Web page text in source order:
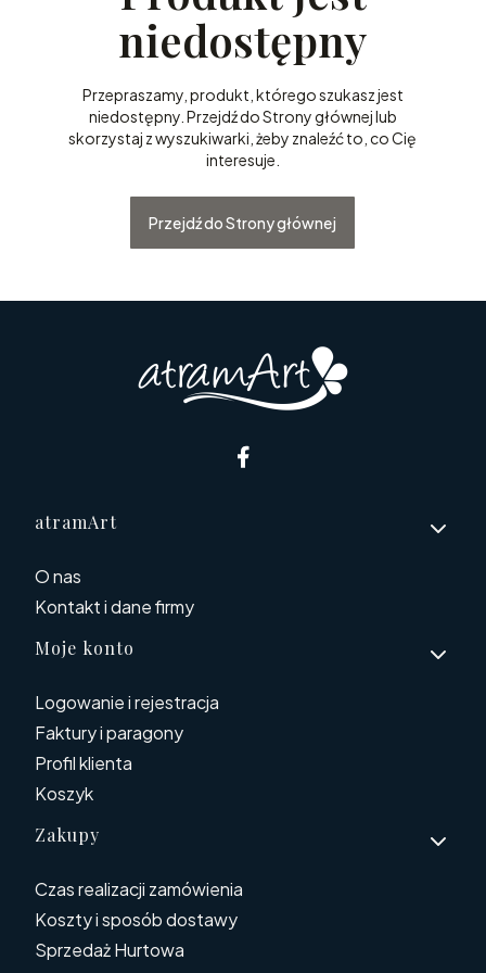
niedostępny
Przepraszamy, produkt, którego szukasz jest
niedostępny. Przejdź do Strony głównej lub
skorzystaj z wyszukiwarki, żeby znaleźć to, co Cię
interesuje.
Przejdź do Strony głównej
Linki w stopce
atramArt
O nas
Kontakt i dane firmy
Moje konto
Logowanie i rejestracja
Faktury i paragony
Profil klienta
Koszyk
Zakupy
Czas realizacji zamówienia
Koszty i sposób dostawy
Sprzedaż Hurtowa